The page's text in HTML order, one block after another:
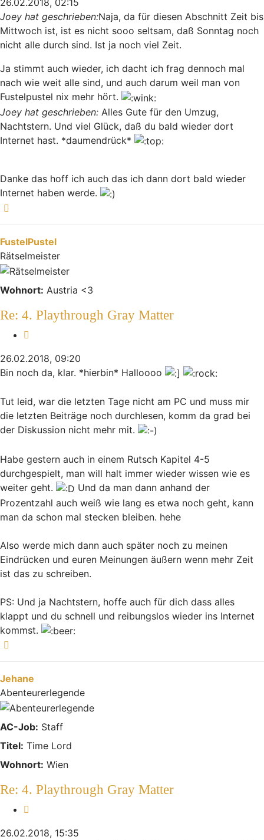
26.02.2018, 02:15
Joey hat geschrieben:Naja, da für diesen Abschnitt Zeit bis
Mittwoch ist, ist es nicht sooo seltsam, daß Sonntag noch
nicht alle durch sind. Ist ja noch viel Zeit.
Ja stimmt auch wieder, ich dacht ich frag dennoch mal
nach wie weit alle sind, und auch darum weil man von
Fustelpustel nix mehr hört.
Joey hat geschrieben: Alles Gute für den Umzug,
Nachtstern. Und viel Glück, daß du bald wieder dort
Internet hast. *daumendrück*
Danke das hoff ich auch das ich dann dort bald wieder
Internet haben werde.
FustelPustel
Rätselmeister
Wohnort: Austria <3
Re: 4. Playthrough Gray Matter
26.02.2018, 09:20
Bin noch da, klar. *hierbin* Halloooo
Tut leid, war die letzten Tage nicht am PC und muss mir
die letzten Beiträge noch durchlesen, komm da grad bei
der Diskussion nicht mehr mit.
Habe gestern auch in einem Rutsch Kapitel 4-5
durchgespielt, man will halt immer wieder wissen wie es
weiter geht.
Und da man dann anhand der
Prozentzahl auch weiß wie lang es etwa noch geht, kann
man da schon mal stecken bleiben. hehe
Also werde mich dann auch später noch zu meinen
Eindrücken und euren Meinungen äußern wenn mehr Zeit
ist das zu schreiben.
PS: Und ja Nachtstern, hoffe auch für dich dass alles
klappt und du schnell und reibungslos wieder ins Internet
kommst.
Jehane
Abenteurerlegende
AC-Job: Staff
Titel: Time Lord
Wohnort: Wien
Re: 4. Playthrough Gray Matter
26.02.2018, 15:35